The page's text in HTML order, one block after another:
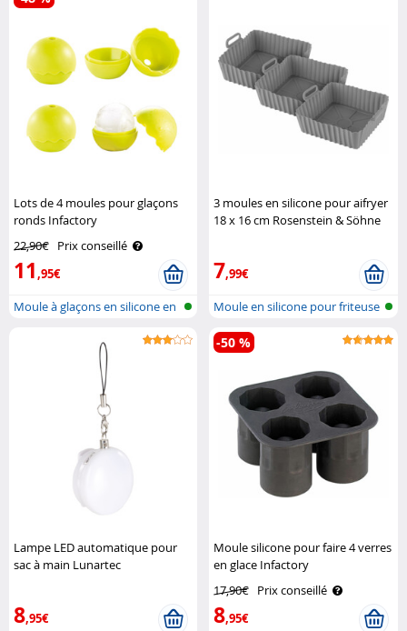
Lots de 4 moules pour glaçons
ronds Infactory
22,90€ Prix conseillé
11,95€
Moule à glaçons en silicone en
3 moules en silicone pour aifryer
18 x 16 cm Rosenstein & Söhne
7,99€
Moule en silicone pour friteuse
à a..
Lampe LED automatique pour
sac à main Lunartec
8,95€
Moule silicone pour faire 4 verres
en glace Infactory
17,90€ Prix conseillé
8,95€
-50 %